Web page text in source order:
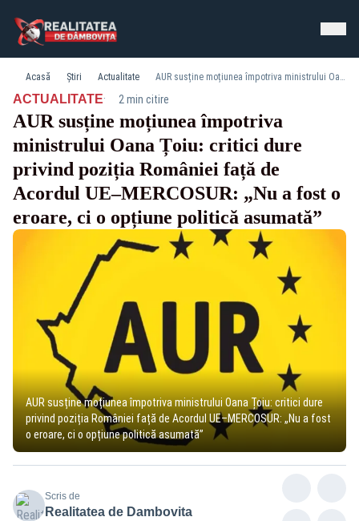
Acasă Știri Actualitate AUR susține moțiunea împotriva ministrului Oana Țoiu: critici dure privind poziția României față de Acordul UE–MERCOSUR: „Nu a fost o eroare, ci o opțiune politică asumată”
ACTUALITATE· 2 min citire
AUR susține moțiunea împotriva
ministrului Oana Țoiu: critici dure
privind poziția României față de
Acordul UE–MERCOSUR: „Nu a fost o
eroare, ci o opțiune politică asumată”
AUR susține moțiunea împotriva ministrului Oana Țoiu: critici dure
privind poziția României față de Acordul UE–MERCOSUR: „Nu a fost
o eroare, ci o opțiune politică asumată”
Scris de
Realitatea de Dambovita